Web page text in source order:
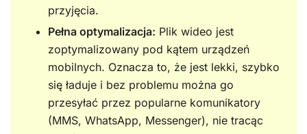
przyjęcia.
Pełna optymalizacja: Plik wideo jest
zoptymalizowany pod kątem urządzeń
mobilnych. Oznacza to, że jest lekki, szybko
się ładuje i bez problemu można go
przesyłać przez popularne komunikatory
(MMS, WhatsApp, Messenger), nie tracąc